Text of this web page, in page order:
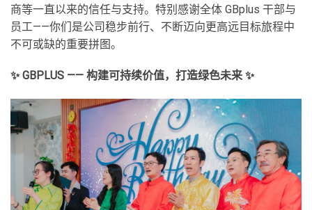
商等一直以来的信任与支持。特别感谢全体 GBplus 干部与
员工——你们是公司稳步前行、不断迈向更高远目标旅程中
不可或缺的重要拼图。
✨ GBPLUS —— 构建可持续价值，打造绿色未来 ✨